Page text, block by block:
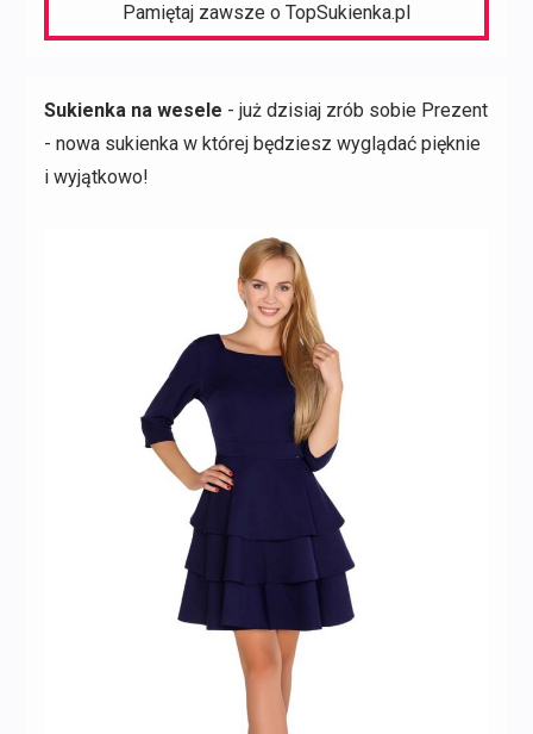
Pamiętaj zawsze o TopSukienka.pl
Sukienka na wesele - już dzisiaj zrób sobie Prezent
- nowa sukienka w której będziesz wyglądać pięknie
i wyjątkowo!